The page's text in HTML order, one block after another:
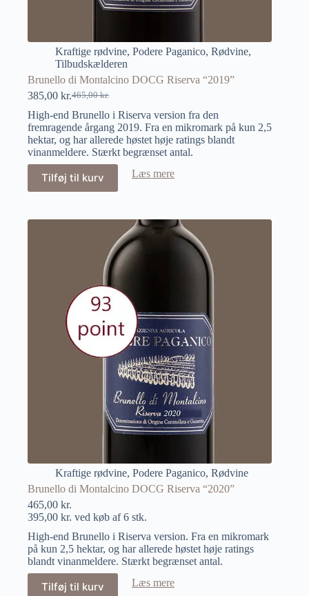
Kraftige rødvine, Podere Paganico, Rødvine,
Tilbudskælderen
Brunello di Montalcino DOCG Riserva “2019”
465,00kr.
385,00 kr.
High-end Brunello i Riserva version fra den
fremragende årgang 2019. Fra en mikromark på kun 2,5
hektar, og har allerede høstet høje ratings blandt
vinanmeldere. Stærkt begrænset antal.
Tilføj til kurv Læs mere
Kraftige rødvine, Podere Paganico, Rødvine
Brunello di Montalcino DOCG Riserva “2020”
465,00 kr.
395,00 kr. ved køb af 6 stk.
High-end Brunello i Riserva version. Fra en mikromark
på kun 2,5 hektar, og har allerede høstet høje ratings
blandt vinanmeldere. Stærkt begrænset antal.
Tilføj til kurv Læs mere